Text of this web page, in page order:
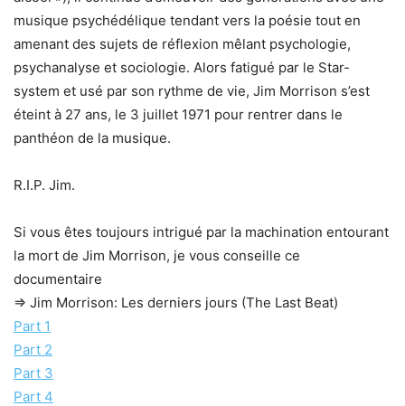
musique psychédélique tendant vers la poésie tout en
amenant des sujets de réflexion mêlant psychologie,
psychanalyse et sociologie. Alors fatigué par le Star-
system et usé par son rythme de vie, Jim Morrison s’est
éteint à 27 ans, le 3 juillet 1971 pour rentrer dans le
panthéon de la musique.
R.I.P. Jim.
Si vous êtes toujours intrigué par la machination entourant
la mort de Jim Morrison, je vous conseille ce
documentaire
=> Jim Morrison: Les derniers jours (The Last Beat)
Part 1
Part 2
Part 3
Part 4